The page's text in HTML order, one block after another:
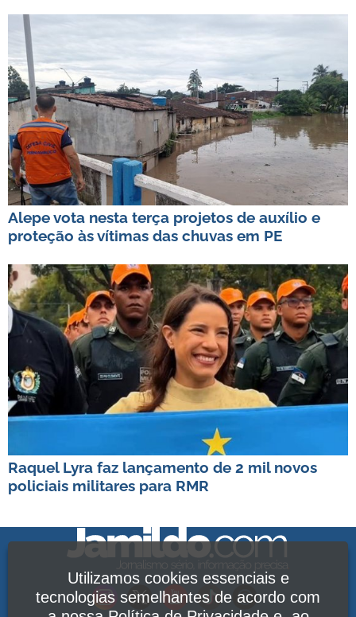
Alepe vota nesta terça projetos de auxílio e
proteção às vítimas das chuvas em PE
Raquel Lyra faz lançamento de 2 mil novos
policiais militares para RMR
Utilizamos cookies essenciais e
tecnologias semelhantes de acordo com